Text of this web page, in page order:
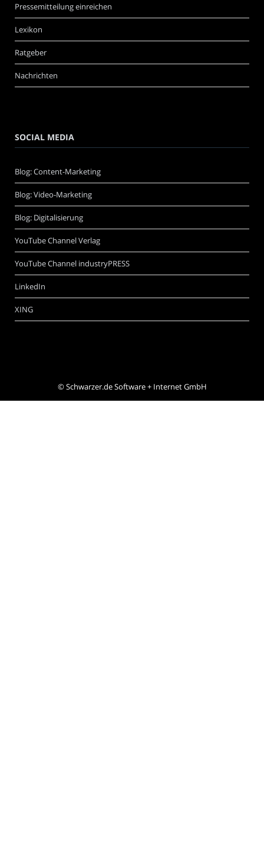
Pressemitteilung einreichen
Lexikon
Ratgeber
Nachrichten
SOCIAL MEDIA
Blog: Content-Marketing
Blog: Video-Marketing
Blog: Digitalisierung
YouTube Channel Verlag
YouTube Channel industryPRESS
LinkedIn
XING
©Schwarzer.de Software + Internet GmbH